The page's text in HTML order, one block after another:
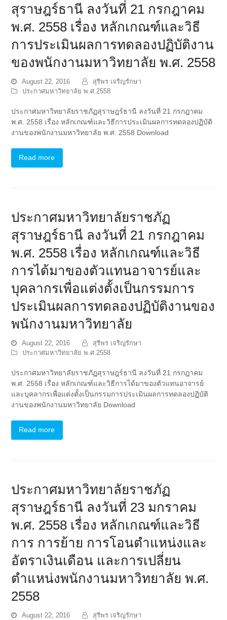
สุราษฎร์ธานี ลงวันที่ 21 กรกฎาคม
พ.ศ. 2558 เรื่อง หลักเกณฑ์และวิธี
การประเมินผลการทดลองปฏิบัติงาน
ของพนักงานมหาวิทยาลัย พ.ศ. 2558
August 22, 2016
สุรีพร เจริญรักษา
ประกาศมหาวิทยาลัย พ.ศ.2558
ประกาศมหาวิทยาลัยราชภัฏสุราษฎร์ธานี ลงวันที่ 21 กรกฎาคม
พ.ศ. 2558 เรื่อง หลักเกณฑ์และวิธีการประเมินผลการทดลองปฏิบัติ
งานของพนักงานมหาวิทยาลัย พ.ศ. 2558 Download
Read more
ประกาศมหาวิทยาลัยราชภัฏ
สุราษฎร์ธานี ลงวันที่ 21 กรกฎาคม
พ.ศ. 2558 เรื่อง หลักเกณฑ์และวิธี
การได้มาของตัวแทนอาจารย์และ
บุคลากรเพื่อแต่งตั้งเป็นกรรมการ
ประเมินผลการทดลองปฏิบัติงานของ
พนักงานมหาวิทยาลัย
August 22, 2016
สุรีพร เจริญรักษา
ประกาศมหาวิทยาลัย พ.ศ.2558
ประกาศมหาวิทยาลัยราชภัฏสุราษฎร์ธานี ลงวันที่ 21 กรกฎาคม
พ.ศ. 2558 เรื่อง หลักเกณฑ์และวิธีการได้มาของตัวแทนอาจารย์
และบุคลากรเพื่อแต่งตั้งเป็นกรรมการประเมินผลการทดลองปฏิบัติ
งานของพนักงานมหาวิทยาลัย Download
Read more
ประกาศมหาวิทยาลัยราชภัฏ
สุราษฎร์ธานี ลงวันที่ 23 มกราคม
พ.ศ. 2558 เรื่อง หลักเกณฑ์และวิธี
การ การย้าย การโอนตำแหน่งและ
อัตราเงินเดือน และการเปลี่ยน
ตำแหน่งพนักงานมหาวิทยาลัย พ.ศ.
2558
August 22, 2016
สุรีพร เจริญรักษา